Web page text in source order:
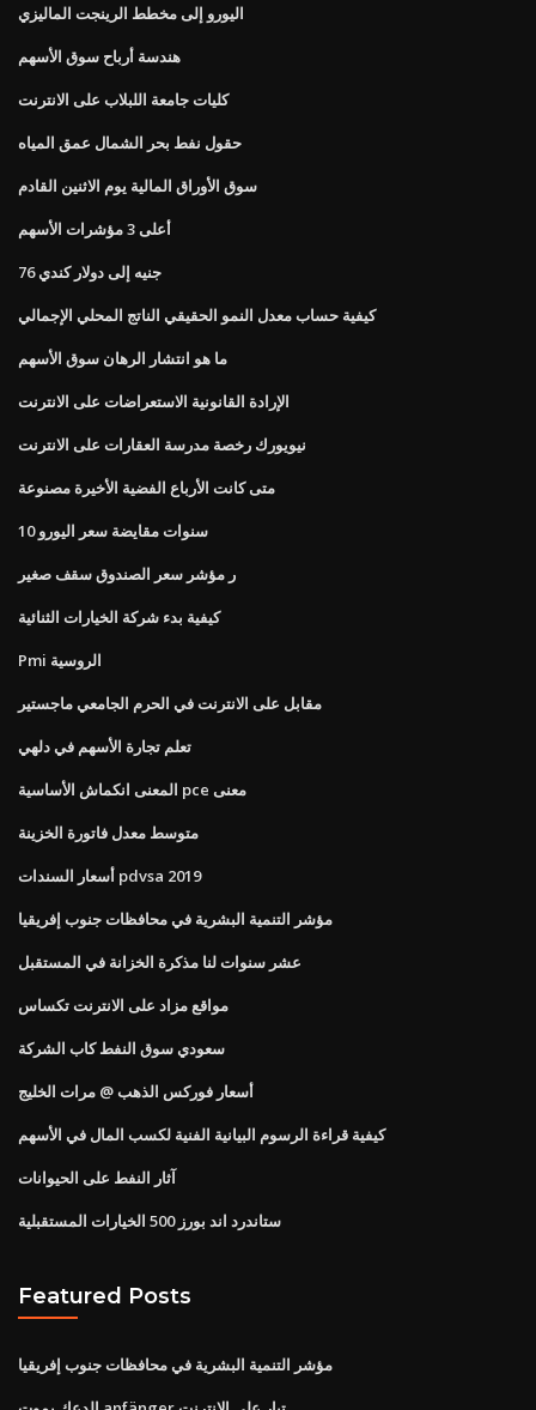
اليورو إلى مخطط الرينجت الماليزي
هندسة أرباح سوق الأسهم
كليات جامعة اللبلاب على الانترنت
حقول نفط بحر الشمال عمق المياه
سوق الأوراق المالية يوم الاثنين القادم
أعلى 3 مؤشرات الأسهم
76 جنيه إلى دولار كندي
كيفية حساب معدل النمو الحقيقي الناتج المحلي الإجمالي
ما هو انتشار الرهان سوق الأسهم
الإرادة القانونية الاستعراضات على الانترنت
نيويورك رخصة مدرسة العقارات على الانترنت
متى كانت الأرباع الفضية الأخيرة مصنوعة
10 سنوات مقايضة سعر اليورو
ر مؤشر سعر الصندوق سقف صغير
كيفية بدء شركة الخيارات الثنائية
Pmi الروسية
مقابل على الانترنت في الحرم الجامعي ماجستير
تعلم تجارة الأسهم في دلهي
المعنى انكماش الأساسية pce معنى
متوسط ​​معدل فاتورة الخزينة
أسعار السندات pdvsa 2019
مؤشر التنمية البشرية في محافظات جنوب إفريقيا
عشر سنوات لنا مذكرة الخزانة في المستقبل
مواقع مزاد على الانترنت تكساس
سعودي سوق النفط كاب الشركة
أسعار فوركس الذهب @ مرات الخليج
كيفية قراءة الرسوم البيانية الفنية لكسب المال في الأسهم
آثار النفط على الحيوانات
ستاندرد اند بورز 500 الخيارات المستقبلية
Featured Posts
مؤشر التنمية البشرية في محافظات جنوب إفريقيا